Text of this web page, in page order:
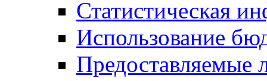
Статистическая
Использование
Предоставляемые